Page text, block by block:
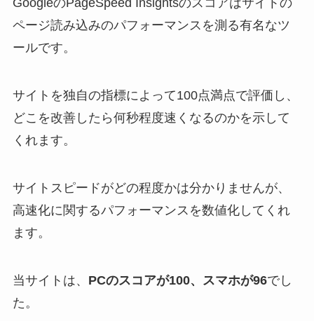
GoogleのPageSpeed Insightsのスコアはサイトの
ページ読み込みのパフォーマンスを測る有名なツ
ールです。
サイトを独自の指標によって100点満点で評価し、
どこを改善したら何秒程度速くなるのかを示して
くれます。
サイトスピードがどの程度かは分かりませんが、
高速化に関するパフォーマンスを数値化してくれ
ます。
当サイトは、 PCのスコアが100、スマホが96でし
た。